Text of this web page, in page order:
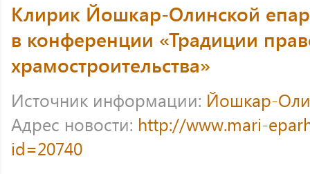
Клирик Йошкар-Олинской
в конференции «Традиции
храмостроительства»
Источник информации: Йошкар-
Адрес новости: http://www.mari-
id=20740